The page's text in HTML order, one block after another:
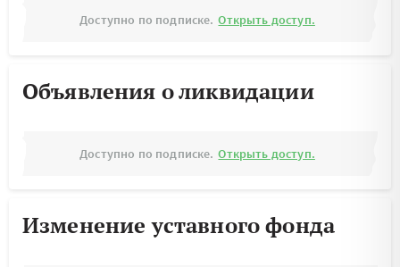
Доступно по подписке. Открыть доступ.
Объявления о ликвидации
Доступно по подписке. Открыть доступ.
Изменение уставного фонда